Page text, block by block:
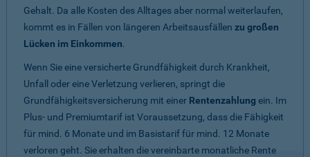
Gehalt. Da alle Kosten des Alltages aber normal weiterlaufen,
kommt es in Fällen von längeren Arbeitsausfällen zu großen
Lücken im Einkommen.
Wenn Sie eine versicherte Grundfähigkeit durch Krankheit,
Unfall oder eine Verletzung verlieren, springt die
Grundfähigkeitsversicherung mit einer Rentenzahlung ein. Im
Plus- und Premiumtarif ist Voraussetzung, dass die Fähigkeit
für mind. 6 Monate und im Basistarif für mind. 12 Monate
verloren geht. Sie erhalten die vereinbarte monatliche Rente